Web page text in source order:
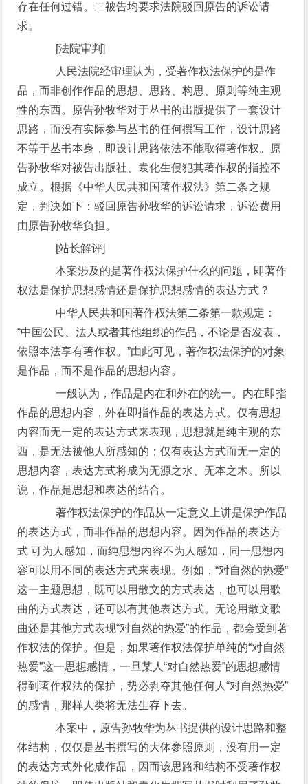
存在任何过错。二被告均要求法院驳回原告的诉讼请
求。
[法院审判]
人民法院经审理认为，受著作权法保护的是作
品，而非创作作品的思想、思路、构思、原则等纯主观
性的东西。原告孙牧华对于丛书的出版提供了一套设计
思路，而没有实际参与丛书的任何撰写工作，设计思路
不等于丛书本身，即设计思路依法不能取得著作权。原
告孙牧华对被告出版社、袁化生侵犯其著作权的指控不
成立。根据《中华人民共和国著作权法》第二条之规
定，判决如下：驳回原告孙牧华的诉讼请求，诉讼费用
由原告孙牧华负担。
[站长解评]
本案涉及的是著作权法保护什么的问题，即著作
权法是保护思想感情还是保护思想感情的表达方式？
中华人民共和国著作权法第二条第一款规定：
“中国公民、法人或者其他组织的作品，不论是否发表，
依照本法享有著作权。”由此可见，著作权法保护的对象
是作品，而不是作品的思想内容。
一般认为，作品是内在和外在的统一。内在即指
作品的思想内容，外在即指作品的表达方式。仅有思想
内容而无一定的表达方式来表现，思想就是纯主观的东
西，是无法被他人所感知的；仅有表达方式而无一定的
思想内容，表达方式将成为无源之水、无本之木。所以
说，作品是思想和表达的结合。
著作权法保护的作品从一定意义上讲是保护作品
的表达方式，而非作品的思想内容。因为作品的表达方
式 可为人感知，而纯思想内容不为人感知，同一思想内
容可以用不同的表达方式来表现。例如，“对自然的热爱”
这一主题思想，既可以用散文的方式表达，也可以用歌
曲的方式表达，还可以有其他表达方式。无论用散文歌
曲还是其他方式表现“对自然的热爱”的作品，都会受到著
作权法的保护。但是，如果著作权法保护单纯的“对自然
热爱”这一思想感情，一旦某人“对自然热爱”的思想感情
得到著作权法的保护，势必剥夺其他任何人“对自然热爱”
的感情，那样人类将无法生存下去。
本案中，原告孙牧华为丛书提供的设计思路和整
体结构，仅仅是丛书撰写的大体参照原则，没有用一定
的表达方式外化成作品，因而该思路和结构不受著作权